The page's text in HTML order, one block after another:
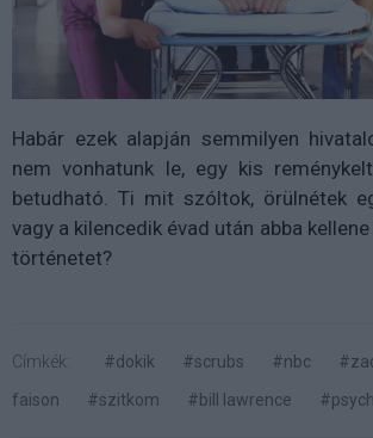
Habár ezek alapján semmilyen
nem vonhatunk le, egy kis
betudható. Ti mit szóltok, örülnétek
vagy a kilencedik évad után abba
történetet?
Címkék: #dokik #scrubs #nbc
faison
#szitkom #bill lawrence #psych